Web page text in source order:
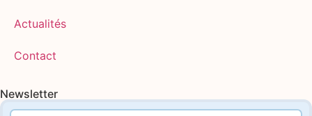
Actualités
Contact
Newsletter